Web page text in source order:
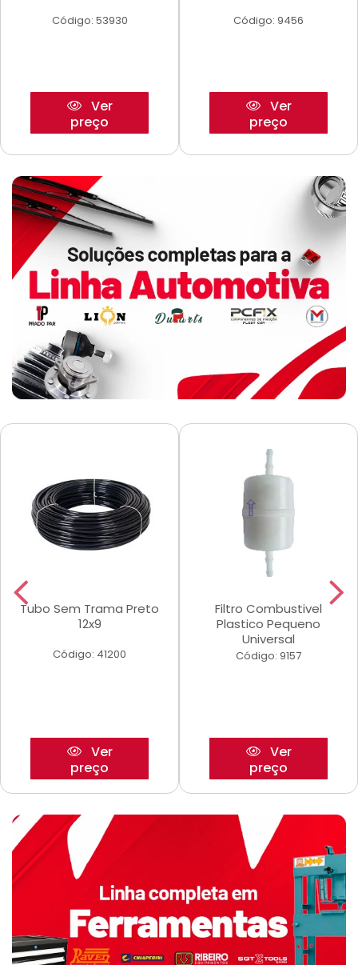
Código: 53930
Ver
preço
Código: 9456
Ver
preço
Tubo Sem Trama Preto
12x9
Código: 41200
Ver
preço
Filtro Combustivel
Plastico Pequeno
Universal
Código: 9157
Ver
preço